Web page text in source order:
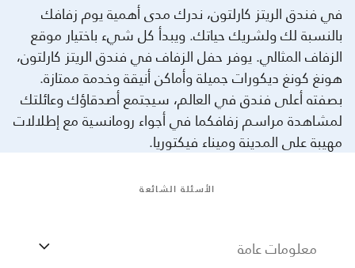
في فندق الريتز كارلتون، ندرك مدى أهمية يوم زفافك
بالنسبة لك ولشريك حياتك. ويبدأ كل شيء باختيار موقع
الزفاف المثالي. يوفر حفل الزفاف في فندق الريتز كارلتون،
هونغ كونغ ديكورات جميلة وأماكن أنيقة وخدمة ممتازة.
بصفته أعلى فندق في العالم، سيجتمع أصدقاؤك وعائلتك
لمشاهدة مراسم زفافكما في أجواء رومانسية مع إطلالات
مهيبة على المدينة وميناء فيكتوريا.
الأسئلة الشائعة
معلومات عامة